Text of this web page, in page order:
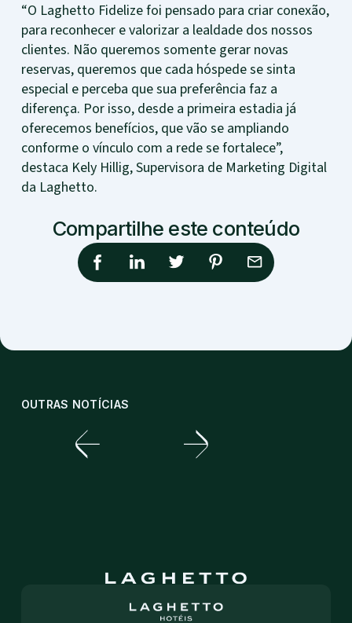
“O Laghetto Fidelize foi pensado para criar conexão,
para reconhecer e valorizar a lealdade dos nossos
clientes. Não queremos somente gerar novas
reservas, queremos que cada hóspede se sinta
especial e perceba que sua preferência faz a
diferença. Por isso, desde a primeira estadia já
oferecemos benefícios, que vão se ampliando
conforme o vínculo com a rede se fortalece”,
destaca Kely Hillig, Supervisora de Marketing Digital
da Laghetto.
Compartilhe este conteúdo
OUTRAS NOTÍCIAS